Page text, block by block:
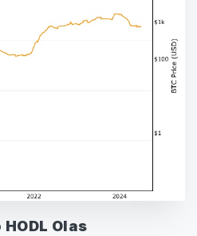
HODL Olas